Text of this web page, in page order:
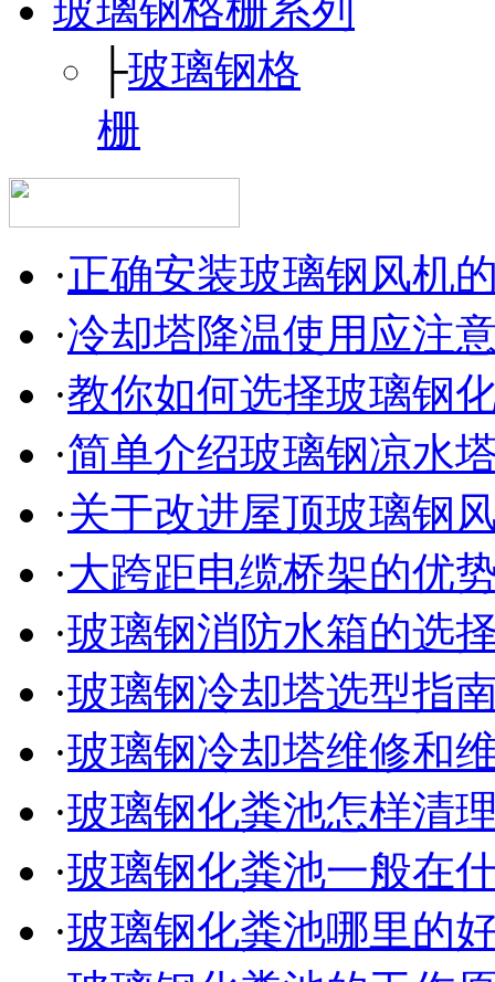
玻璃钢格栅系列
├玻璃钢格
栅
·正确安装玻璃钢风机
·冷却塔降温使用应注
·教你如何选择玻璃钢
·简单介绍玻璃钢凉水
·关于改进屋顶玻璃钢
·大跨距电缆桥架的优
·玻璃钢消防水箱的选
·玻璃钢冷却塔选型指
·玻璃钢冷却塔维修和
·玻璃钢化粪池怎样清
·玻璃钢化粪池一般在
·玻璃钢化粪池哪里的